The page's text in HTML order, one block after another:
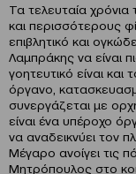
Τα τελευταία χρόνια
και περισσότερους
επιβλητικό και
Λαμπράκης να είναι
γοητευτικό είναι
όργανο,
συνεργάζεται με
είναι ένα υπέροχο
να αναδεικνύει τον
Μέγαρο ανοίγει τις
Μητρόπουλος στο